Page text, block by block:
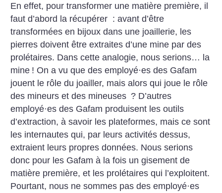
En effet, pour transformer une matière première, il
faut d’abord la récupérer : avant d’être
transformées en bijoux dans une joaillerie, les
pierres doivent être extraites d’une mine par des
prolétaires. Dans cette analogie, nous serions… la
mine ! On a vu que des employé·es des Gafam
jouent le rôle du joailler, mais alors qui joue le rôle
des mineurs et des mineuses ? D’autres
employé·es des Gafam produisent les outils
d’extraction, à savoir les plateformes, mais ce sont
les internautes qui, par leurs activités dessus,
extraient leurs propres données. Nous serions
donc pour les Gafam à la fois un gisement de
matière première, et les prolétaires qui l’exploitent.
Pourtant, nous ne sommes pas des employé·es